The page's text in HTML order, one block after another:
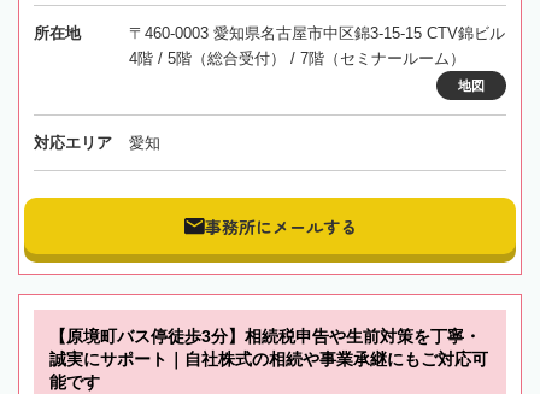
所在地
〒460-0003 愛知県名古屋市中区錦3-15-15 CTV錦ビル
4階 / 5階（総合受付） / 7階（セミナールーム）
地図
対応エリア 愛知
事務所にメールする
【原境町バス停徒歩3分】相続税申告や生前対策を丁寧・
誠実にサポート｜自社株式の相続や事業承継にもご対応可
能です